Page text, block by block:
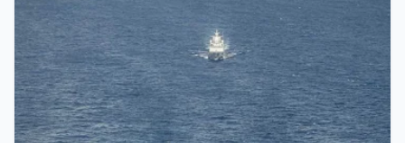
Şifre
Beni Hatırla Şifremi Unuttum